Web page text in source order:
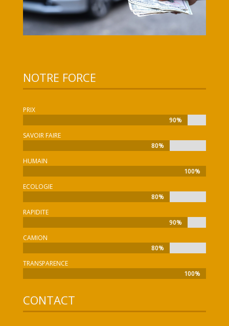
NOTRE FORCE
PRIX
90%
90%
SAVOIR FAIRE
80%
80%
HUMAIN
100%
100%
ECOLOGIE
80%
80%
RAPIDITE
90%
90%
CAMION
80%
80%
TRANSPARENCE
100%
100%
CONTACT